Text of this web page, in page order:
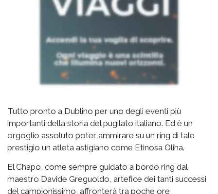
Tutto pronto a Dublino per uno degli eventi più
importanti della storia del pugilato italiano. Ed è un
orgoglio assoluto poter ammirare su un ring di tale
prestigio un atleta astigiano come Etinosa Oliha.
El Chapo, come sempre guidato a bordo ring dal
maestro Davide Greguoldo, artefice dei tanti successi
del campionissimo, affronterà tra poche ore